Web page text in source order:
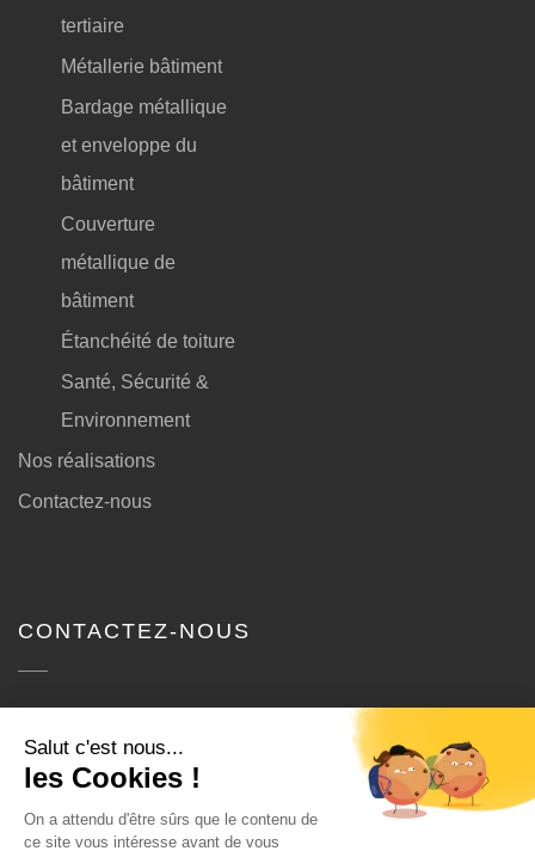
tertiaire
Métallerie bâtiment
Bardage métallique
et enveloppe du
bâtiment
Couverture
métallique de
bâtiment
Étanchéité de toiture
Santé, Sécurité &
Environnement
Nos réalisations
Contactez-nous
CONTACTEZ-NOUS
410 Allée du Cardo, ZI Actiparc,
62580 Bailleul-Sir-Berthoult
Bureau : 03 21 24 34 20